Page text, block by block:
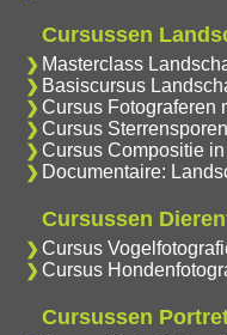
Cursussen
Masterclass
Basiscursus
Cursus Fotograferen
Cursus
Cursus Compositie
Documentaire:
Cursussen
Cursus
Cursus
Cursussen